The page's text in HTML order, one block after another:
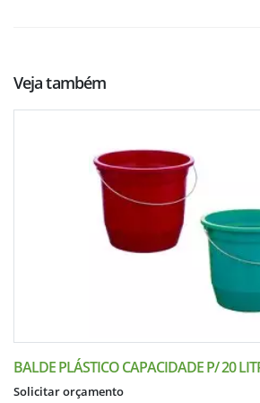
Veja também
BALDE PLÁSTICO CAPACIDADE P/ 20
Solicitar orçamento